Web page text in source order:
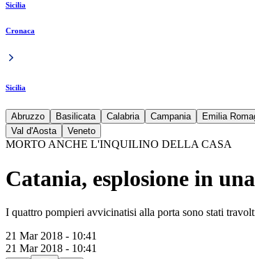
Sicilia
Cronaca
Sicilia
Abruzzo Basilicata Calabria Campania Emilia
Val d'Aosta
Veneto
MORTO ANCHE L'INQUILINO DELLA CASA
Catania, esplosione in
I quattro pompieri avvicinatisi alla porta sono stati
21 Mar 2018 - 10:41
21 Mar 2018 - 10:41